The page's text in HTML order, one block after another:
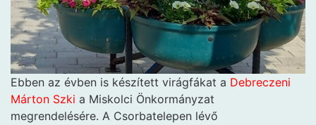
Ebben az évben is készített virágfákat a Debreczeni
Márton Szki a Miskolci Önkormányzat
megrendelésére. A Csorbatelepen lévő